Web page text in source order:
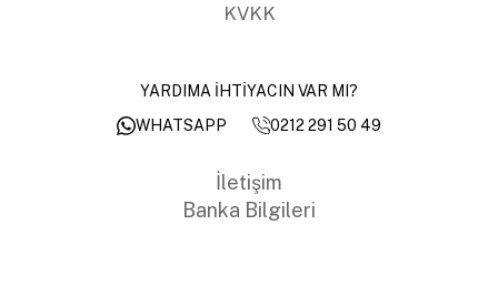
KVKK
YARDIMA İHTİYACIN VAR MI?
WHATSAPP
0212 291 50 49
İletişim
Banka Bilgileri